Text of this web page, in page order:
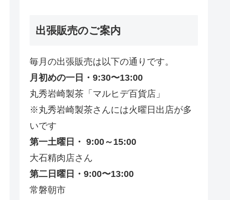
出張販売のご案内
毎月の出張販売は以下の通りです。
月初めの一日・9:30〜13:00
丸秀岩崎製茶「マルヒデ百貨店」
※丸秀岩崎製茶さんには火曜日出店が多
いです
第一土曜日・ 9:00～15:00
大石精肉店さん
第二日曜日・9:00〜13:00
常磐朝市